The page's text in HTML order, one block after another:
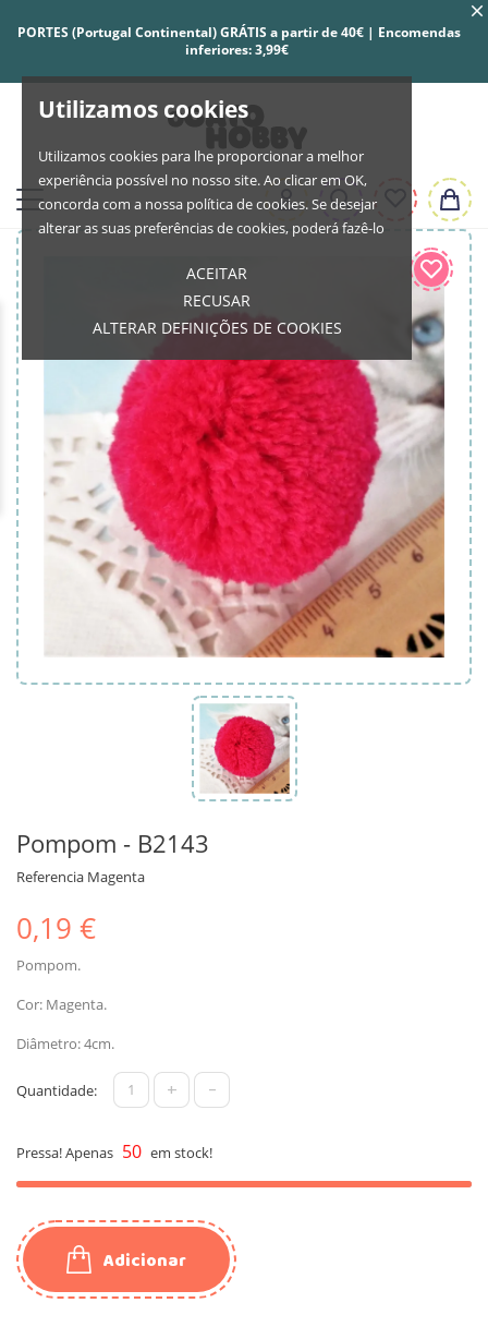
Utilizamos cookies
Utilizamos cookies para lhe proporcionar a melhor
experiência possível no nosso site. Ao clicar em OK,
concorda com a nossa política de cookies. Se desejar
alterar as suas preferências de cookies, poderá fazê-lo
ACEITAR
RECUSAR
ALTERAR DEFINIÇÕES DE COOKIES
PORTES (Portugal Continental) GRÁTIS a partir de 40€ | Encomendas
inferiores: 3,99€
Pompom - B2143
Referencia Magenta
0,19 €
Pompom.
Cor: Magenta.
Diâmetro: 4cm.
Quantidade: + -
Pressa! Apenas 50 em stock!
Adicionar